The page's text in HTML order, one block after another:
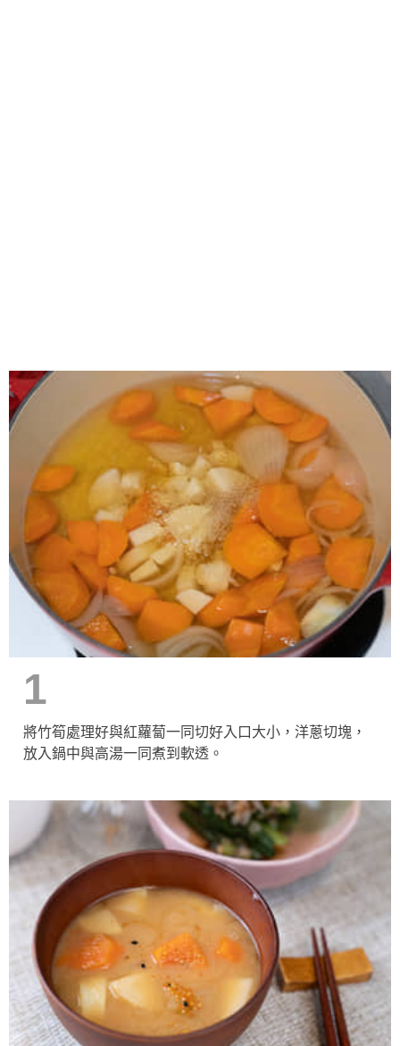
1
將竹筍處理好與紅蘿蔔一同切好入口大小，洋蔥切塊，
放入鍋中與高湯一同煮到軟透。